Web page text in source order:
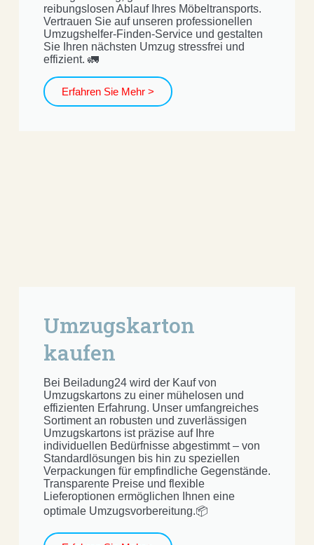
reibungslosen Ablauf Ihres Möbeltransports.
Vertrauen Sie auf unseren professionellen
Umzugshelfer-Finden-Service und gestalten
Sie Ihren nächsten Umzug stressfrei und
effizient. 🚛
Erfahren Sie Mehr >
Umzugskarton
kaufen
Bei Beiladung24 wird der Kauf von
Umzugskartons zu einer mühelosen und
effizienten Erfahrung. Unser umfangreiches
Sortiment an robusten und zuverlässigen
Umzugskartons ist präzise auf Ihre
individuellen Bedürfnisse abgestimmt – von
Standardlösungen bis hin zu speziellen
Verpackungen für empfindliche Gegenstände.
Transparente Preise und flexible
Lieferoptionen ermöglichen Ihnen eine
optimale Umzugsvorbereitung.📦